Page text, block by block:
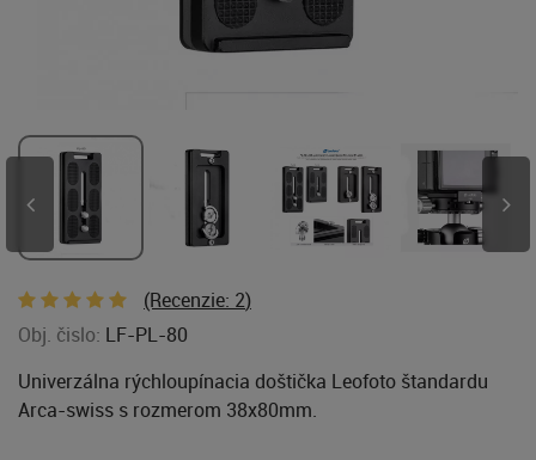
(Recenzie: 2)
Obj. čislo: LF-PL-80
Univerzálna rýchloupínacia doštička Leofoto štandardu
Arca-swiss s rozmerom 38x80mm.